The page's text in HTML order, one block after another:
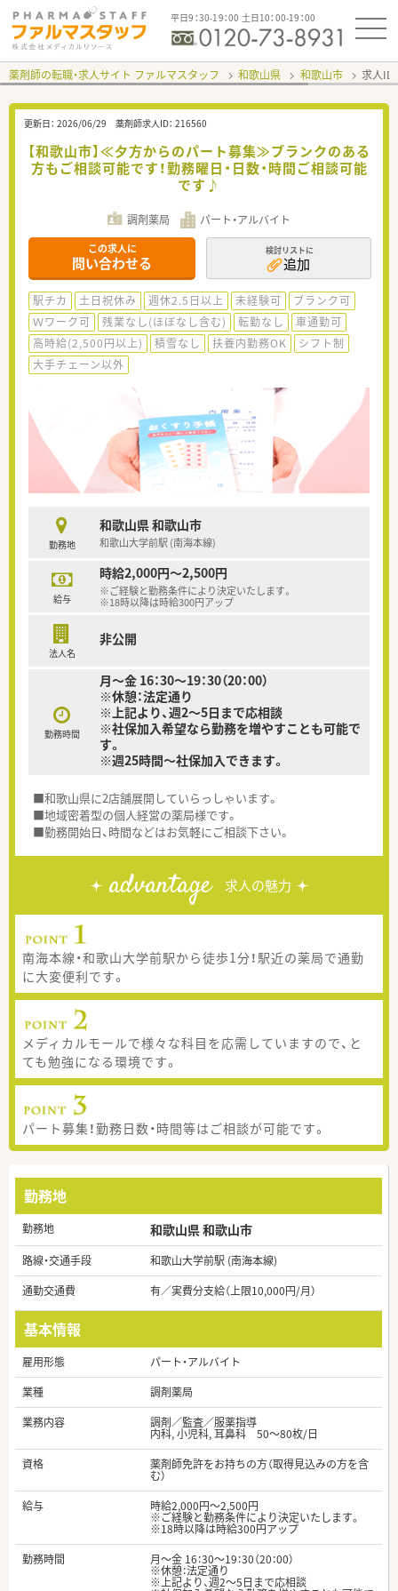
平日9：30-19：00 土日10：00-19：00
薬剤師の転職・求人サイト ファルマスタッフ 和歌山県 和歌山市 求人ID
更新日： 2026/06/29 薬剤師求人ID： 216560
【和歌山市】≪夕方からのパート募集≫ブランクのある
方もご相談可能です！勤務曜日・日数・時間ご相談可能
です♪
調剤薬局 パート・アルバイト
この求人に
問い合わせる
検討リストに
追加
駅チカ 土日祝休み 週休2.5日以上 未経験可
ブランク可
Ｗワーク可
残業なし(ほぼなし含む) 転勤なし
車通勤可
高時給(2,500円以上)
積雪なし 扶養内勤務OK
シフト制
大手チェーン以外
勤務地
和歌山県 和歌山市
和歌山大学前駅 (南海本線)
給与
時給2,000円～2,500円
※ご経験と勤務条件により決定いたします。
※18時以降は時給300円アップ
法人名
非公開
勤務時間
月～金 16：30～19：30（20：00）
※休憩：法定通り
※上記より、週2～5日まで応相談
※社保加入希望なら勤務を増やすことも可能で
す。
※週25時間～社保加入できます。
■和歌山県に2店舗展開していらっしゃいます。
■地域密着型の個人経営の薬局様です。
■勤務開始日、時間などはお気軽にご相談下さい。
advantage 求人の魅力
南海本線・和歌山大学前駅から徒歩1分！駅近の薬局で通勤
に大変便利です。
メディカルモールで様々な科目を応需していますので、と
ても勉強になる環境です。
パート募集！勤務日数・時間等はご相談が可能です。
勤務地
勤務地 和歌山県 和歌山市
路線・交通手段
和歌山大学前駅 (南海本線)
通勤交通費
有／実費分支給（上限10,000円/月）
基本情報
雇用形態
パート・アルバイト
業種
調剤薬局
業務内容
調剤／監査／服薬指導
内科, 小児科, 耳鼻科 50～80枚/日
資格
薬剤師免許をお持ちの方（取得見込みの方を含
む）
給与
時給2,000円～2,500円
※ご経験と勤務条件により決定いたします。
※18時以降は時給300円アップ
勤務時間
月～金 16：30～19：30（20：00）
※休憩：法定通り
※上記より、週2～5日まで応相談